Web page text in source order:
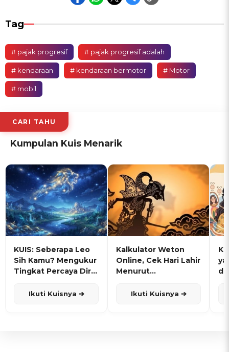
Tag
# pajak progresif # pajak progresif adalah
# kendaraan # kendaraan bermotor # Motor
# mobil
CARI TAHU
Kumpulan Kuis Menarik
KUIS: Seberapa Leo
Sih Kamu? Mengukur
Tingkat Percaya Diri
Ikuti Kuisnya ➔
Kalkulator Weton
Online, Cek Hari Lahir
Menurut
Ikuti Kuisnya ➔